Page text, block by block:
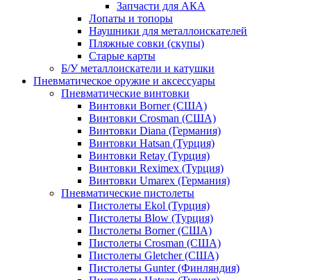
Запчасти для АКА
Лопаты и топоры
Наушники для металлоискателей
Пляжные совки (скупы)
Старые карты
Б/У металлоискатели и катушки
Пневматическое оружие и аксессуары
Пневматические винтовки
Винтовки Borner (США)
Винтовки Crosman (США)
Винтовки Diana (Германия)
Винтовки Hatsan (Турция)
Винтовки Retay (Турция)
Винтовки Reximex (Турция)
Винтовки Umarex (Германия)
Пневматические пистолеты
Пистолеты Ekol (Турция)
Пистолеты Blow (Турция)
Пистолеты Borner (США)
Пистолеты Crosman (США)
Пистолеты Gletcher (США)
Пистолеты Gunter (Финляндия)